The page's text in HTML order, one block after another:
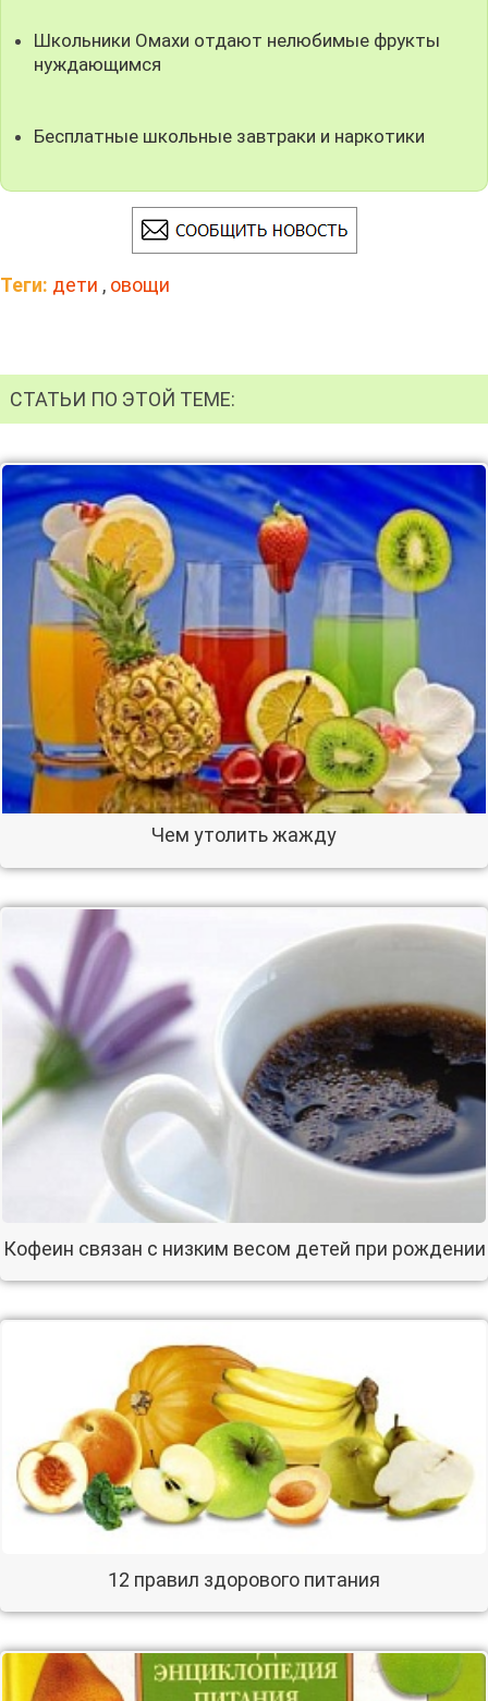
Школьники Омахи отдают нелюбимые фрукты
нуждающимся
Бесплатные школьные завтраки и наркотики
Теги: дети , овощи
СТАТЬИ ПО ЭТОЙ ТЕМЕ:
Чем утолить жажду
Кофеин связан с низким весом детей при рождении
12 правил здорового питания